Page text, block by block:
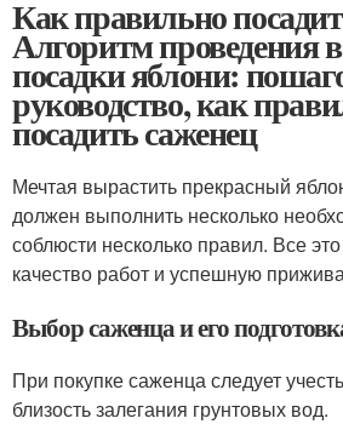
Как правильно
Алгоритм проведения
посадки яблони:
руководство, как
посадить саженец
Мечтая вырастить прекрасный
должен выполнить несколько
соблюсти несколько правил. Все
качество работ и успешную
Выбор саженца и его
При покупке саженца следует
близость залегания грунтовых вод.